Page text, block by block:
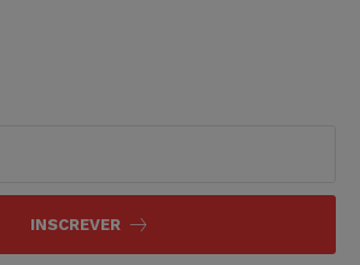
INSCREVER